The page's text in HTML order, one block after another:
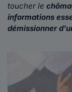
toucher le
informations
démissionner